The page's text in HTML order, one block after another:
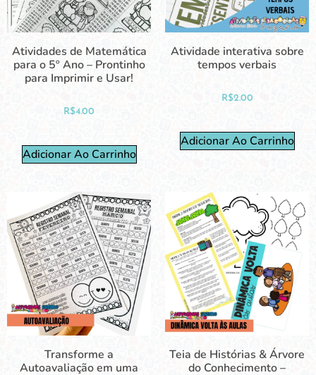
Atividades de Matemática
para o 5º Ano – Prontinho
para Imprimir e Usar!
R$4.00
Adicionar Ao Carrinho
Atividade interativa sobre
tempos verbais
R$2.00
Adicionar Ao Carrinho
Transforme a
Autoavaliação em uma
Teia de Histórias & Árvore
do Conhecimento –